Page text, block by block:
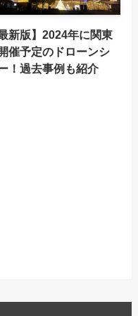
最新版】2024年に関東
催予定のドローンシ
！過去事例も紹介